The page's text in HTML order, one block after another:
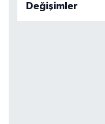
Değişimler